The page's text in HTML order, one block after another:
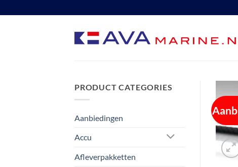
naar
PRODUCT CATEGORIES
Aanbiedingen
Accu
Afleverpakketten